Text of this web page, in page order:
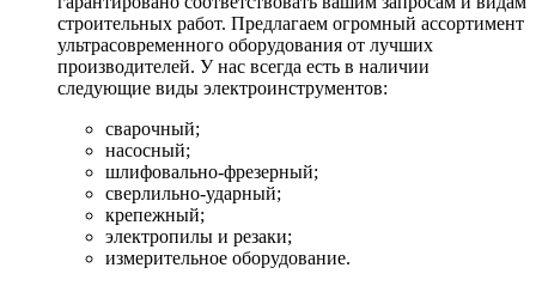
строительных работ. Предлагаем огромный ассортимент
ультрасовременного оборудования от лучших
производителей. У нас всегда есть в наличии
следующие виды электроинструментов:
сварочный;
насосный;
шлифовально-фрезерный;
сверлильно-ударный;
крепежный;
электропилы и резаки;
измерительное оборудование.